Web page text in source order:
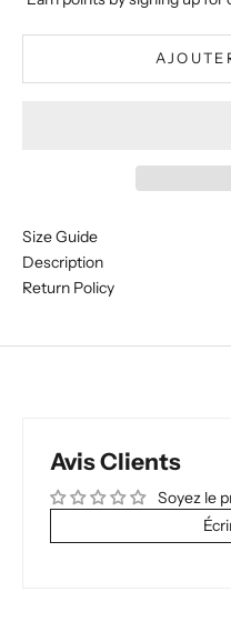
Size Guide
Description
Return Policy
Avis Clients
Soyez le